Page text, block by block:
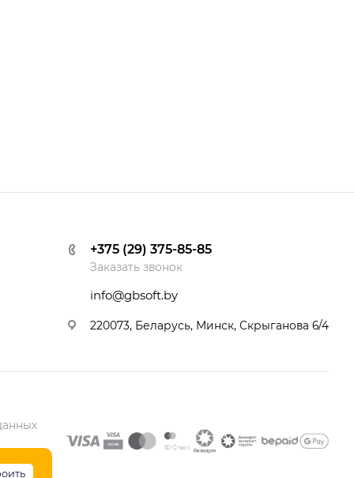
+375 (29) 375-85-85
Заказать звонок
info@gbsoft.by
220073, Беларусь, Минск, Скрыганова 6/4